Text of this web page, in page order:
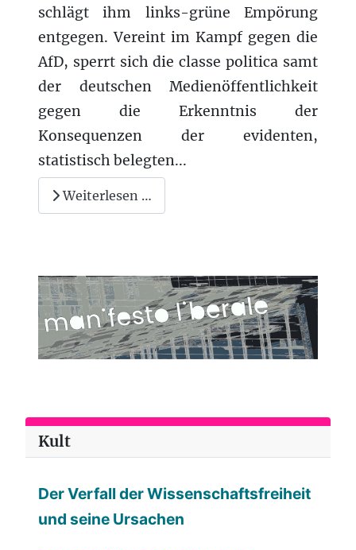
schlägt ihm links-grüne Empörung
entgegen. Vereint im Kampf gegen die
AfD, sperrt sich die classe politica samt
der deutschen Medienöffentlichkeit
gegen die Erkenntnis der
Konsequenzen der evidenten,
statistisch belegten...
Weiterlesen …
Kult
Der Verfall der Wissenschaftsfreiheit
und seine Ursachen